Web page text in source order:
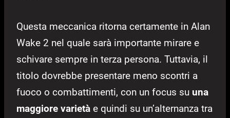
Questa meccanica ritorna certamente in Alan
Wake 2 nel quale sarà importante mirare e
schivare sempre in terza persona. Tuttavia, il
titolo dovrebbe presentare meno scontri a
fuoco o combattimenti, con un focus su una
maggiore varietà e quindi su un’alternanza tra